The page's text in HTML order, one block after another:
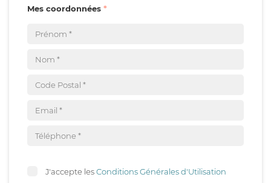
Mes coordonnées
J'accepte lesConditions Générales d'Utilisation